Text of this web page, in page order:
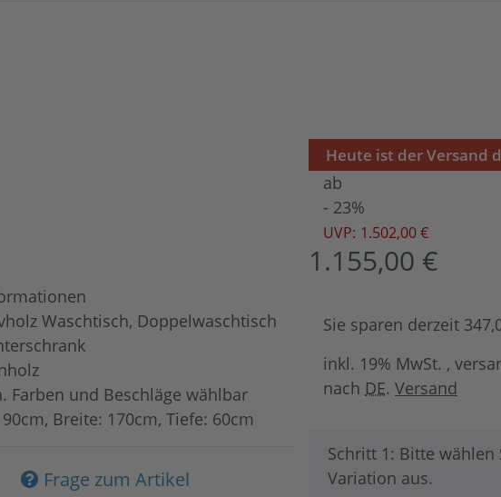
Waschtisch, Doppelwaschtisch
Farben und Beschläge wählbar
Breite: 170cm, Tiefe: 60cm
Frage zum Artikel
Heute ist der Versand
ab
- 23%
UVP: 1.502,00 €
1.155,00 €
Sie sparen derzeit
inkl. 19% MwSt. ,
nach DE. Versand
x
Schritt 1: Bitte wählen
Variation aus.